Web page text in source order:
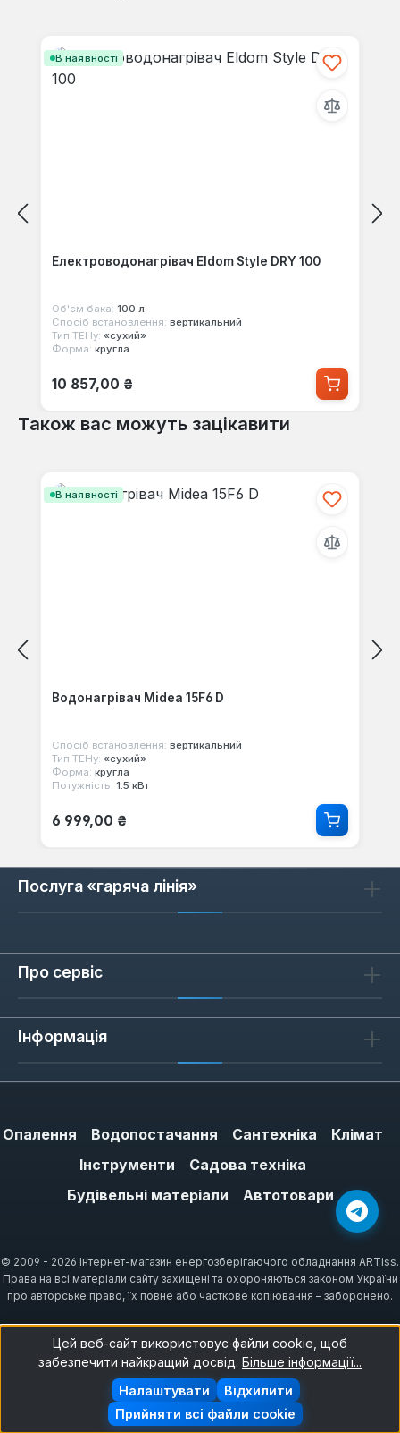
В наявності
Електроводонагрівач Eldom Style DRY 100
Об'єм бака: 100 л
Спосіб встановлення: вертикальний
Тип ТЕНу: «сухий»
Форма: кругла
Звичайна ціна:
10 857,00 ₴
Також вас можуть зацікавити
В наявності
Водонагрівач Midea 15F6 D
Спосіб встановлення: вертикальний
Тип ТЕНу: «сухий»
Форма: кругла
Потужність: 1.5 кВт
Звичайна ціна:
6 999,00 ₴
Послуга «гаряча лінія»
Про сервіс
Інформація
Опалення Водопостачання Сантехніка
Клімат
Інструменти
Садова техніка
Будівельні матеріали
Автотовари
© 2009 - 2026 Інтернет-магазин енергозберігаючого обладнання ARTiss.
Права на всі матеріали сайту захищені та охороняються законом України
про авторське право, їх повне або часткове копіювання – заборонено.
Цей веб-сайт використовує файли cookie, щоб
забезпечити найкращий досвід. Більше інформації...
Відхилити
Налаштувати
Прийняти всі файли cookie